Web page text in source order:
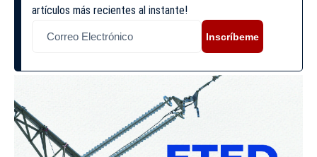
artículos más recientes al instante!
Inscríbeme